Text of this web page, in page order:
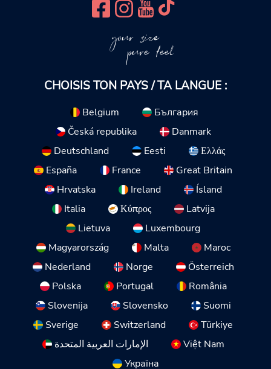
your size
pure feel
CHOISIS TON PAYS / TA LANGUE :
Belgium
България
Česká republika
Danmark
Deutschland
Eesti
Ελλάς
España
France
Great Britain
Hrvatska
Ireland
Ísland
Italia
Κύπρος
Latvija
Lietuva
Luxembourg
Magyarország
Malta
Maroc
Nederland
Norge
Österreich
Polska
Portugal
România
Slovenija
Slovensko
Suomi
Sverige
Switzerland
Türkiye
الإمارات العربية المتحدة
Việt Nam
Україна